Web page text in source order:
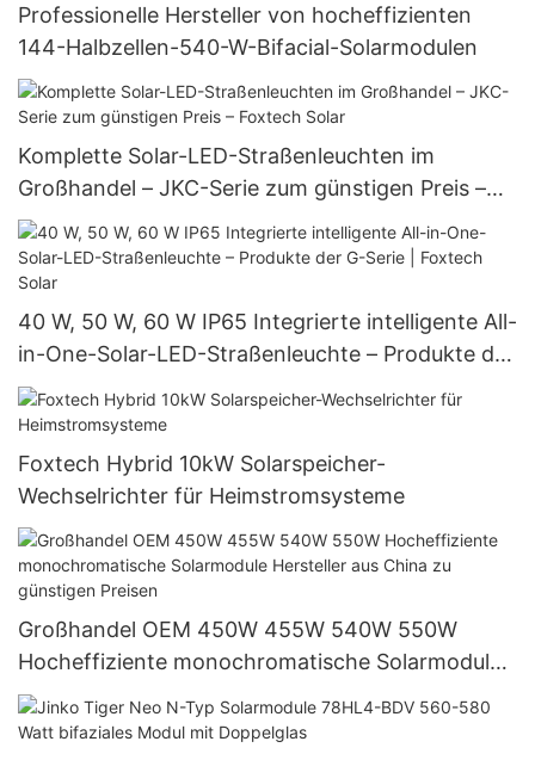
Professionelle Hersteller von hocheffizienten
144-Halbzellen-540-W-Bifacial-Solarmodulen
Komplette Solar-LED-Straßenleuchten im
Großhandel – JKC-Serie zum günstigen Preis –
Foxtech Solar
40 W, 50 W, 60 W IP65 Integrierte intelligente All-
in-One-Solar-LED-Straßenleuchte – Produkte der
G-Serie | Foxtech Solar
Foxtech Hybrid 10kW Solarspeicher-
Wechselrichter für Heimstromsysteme
Großhandel OEM 450W 455W 540W 550W
Hocheffiziente monochromatische Solarmodule
Hersteller aus China zu günstigen Preisen